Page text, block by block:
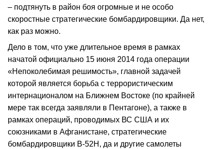
– подтянуть в район боя огромные и не особо
скоростные стратегические бомбардировщики. Да нет,
как раз можно.
Дело в том, что уже длительное время в рамках
начатой официально 15 июня 2014 года операции
«Непоколебимая решимость», главной задачей
которой является борьба с террористическим
интернационалом на Ближнем Востоке (по крайней
мере так всегда заявляли в Пентагоне), а также в
рамках операций, проводимых ВС США и их
союзниками в Афганистане, стратегические
бомбардировщики В-52Н, да и другие самолеты